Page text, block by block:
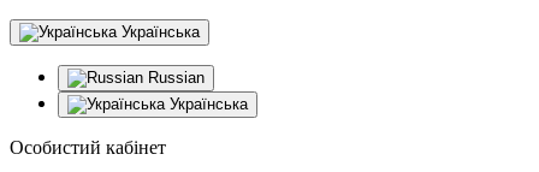
Українська
Russian
Українська
Особистий кабінет